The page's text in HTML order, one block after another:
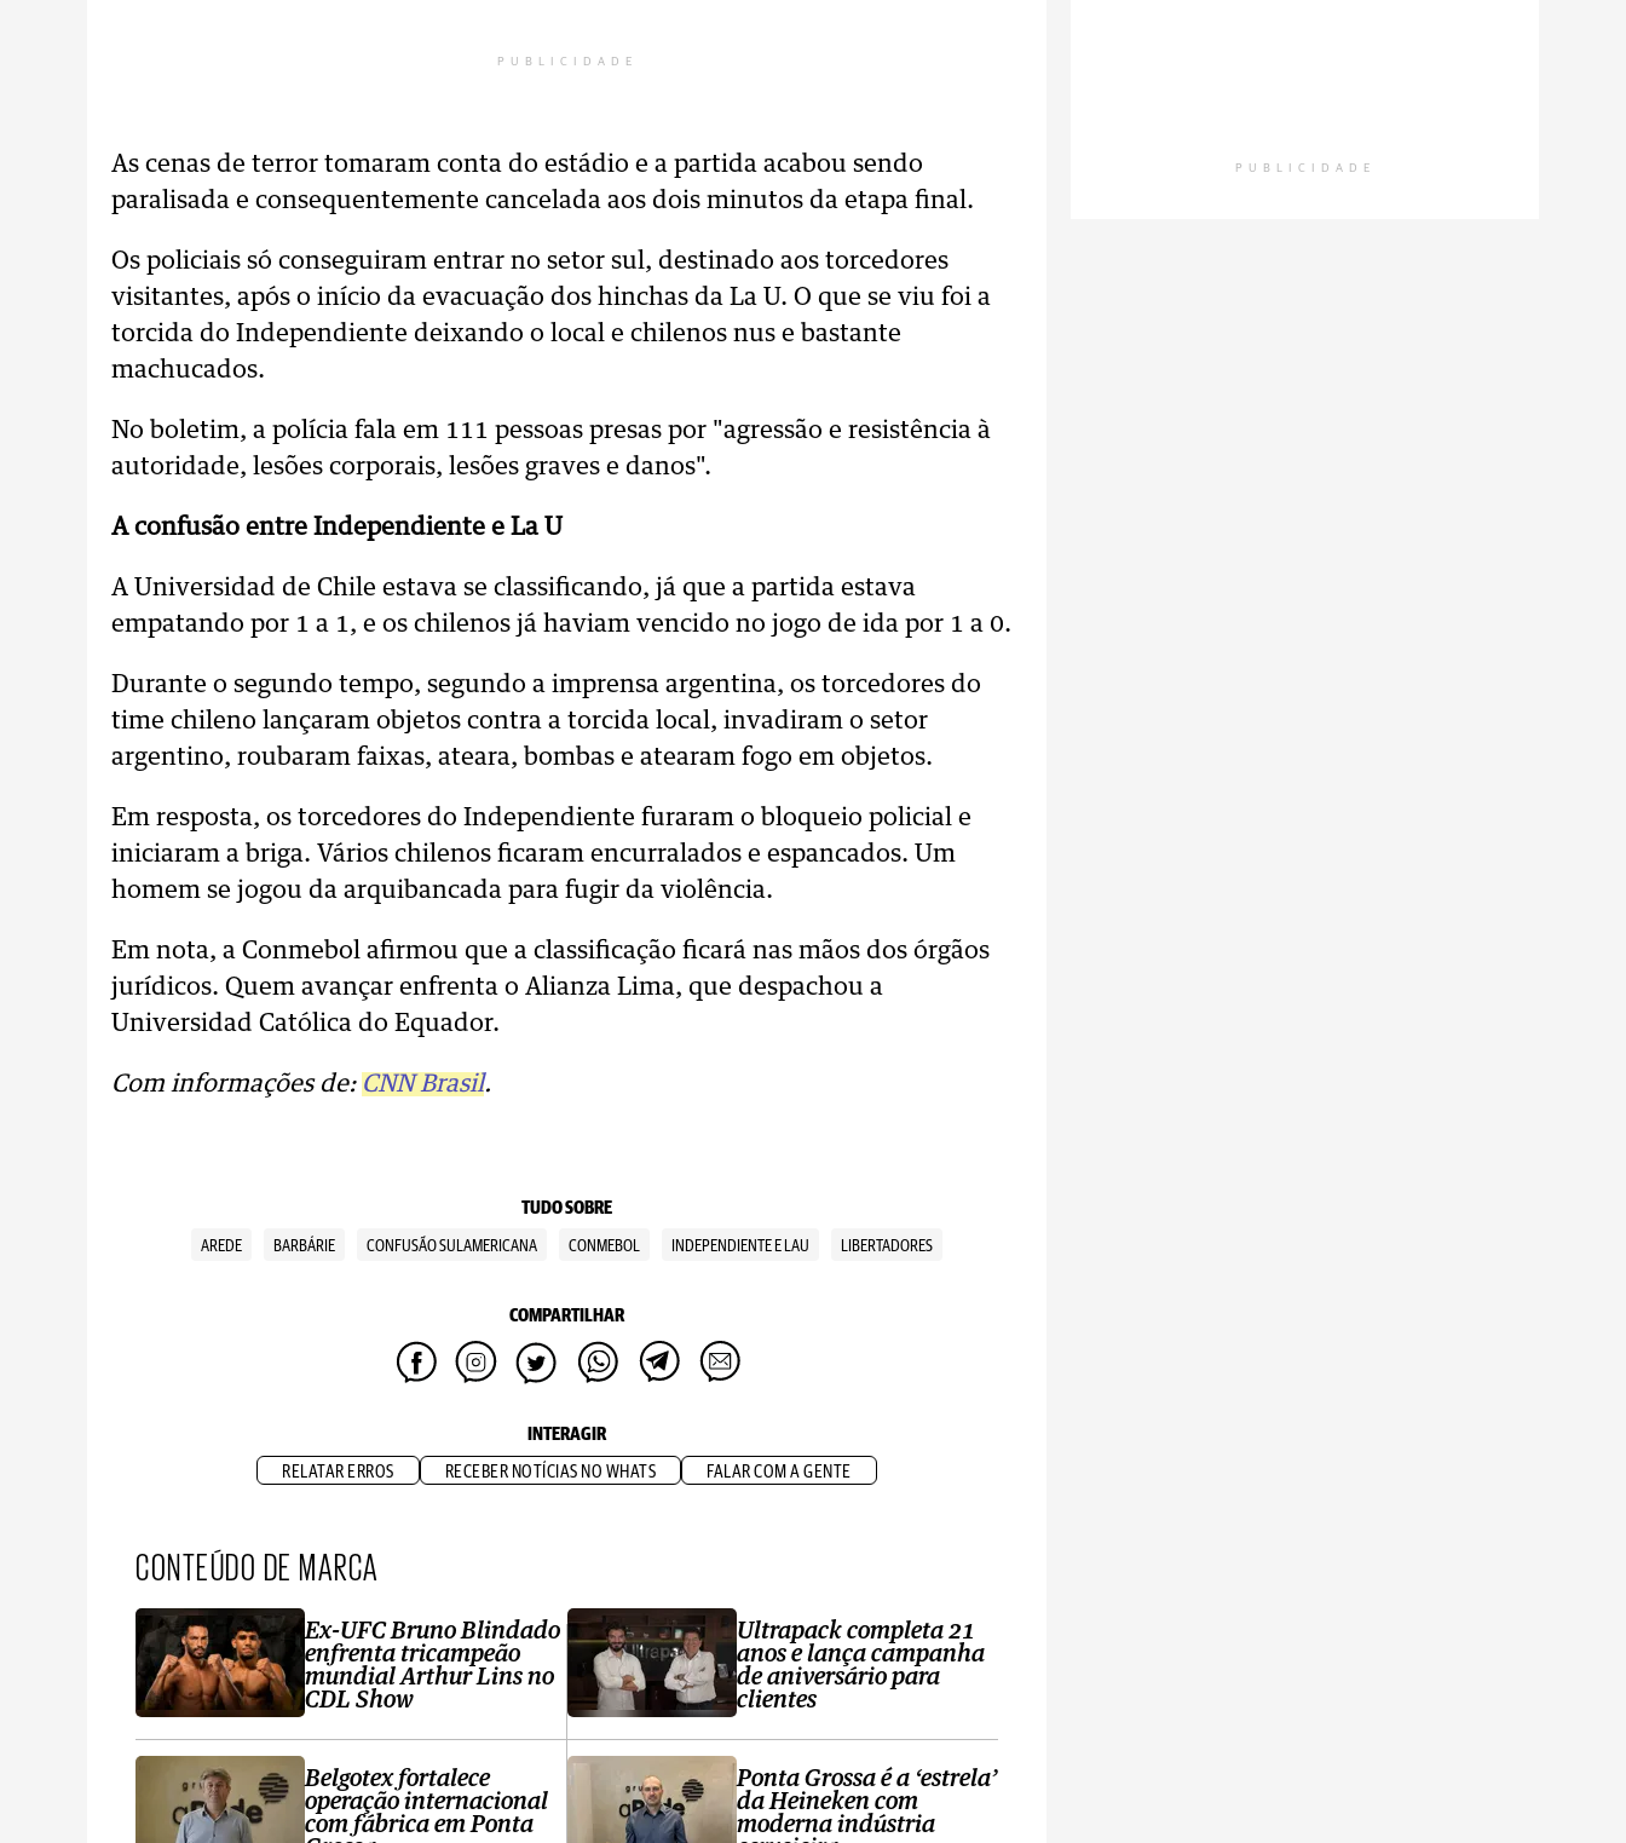
PUBLICIDADE
As cenas de terror tomaram conta do estádio e a partida acabou sendo
paralisada e consequentemente cancelada aos dois minutos da etapa final.
Os policiais só conseguiram entrar no setor sul, destinado aos torcedores
visitantes, após o início da evacuação dos hinchas da La U. O que se viu foi a
torcida do Independiente deixando o local e chilenos nus e bastante
machucados.
No boletim, a polícia fala em 111 pessoas presas por "agressão e resistência à
autoridade, lesões corporais, lesões graves e danos".
A confusão entre Independiente e La U
A Universidad de Chile estava se classificando, já que a partida estava
empatando por 1 a 1, e os chilenos já haviam vencido no jogo de ida por 1 a 0.
Durante o segundo tempo, segundo a imprensa argentina, os torcedores do
time chileno lançaram objetos contra a torcida local, invadiram o setor
argentino, roubaram faixas, ateara, bombas e atearam fogo em objetos.
Em resposta, os torcedores do Independiente furaram o bloqueio policial e
iniciaram a briga. Vários chilenos ficaram encurralados e espancados. Um
homem se jogou da arquibancada para fugir da violência.
Em nota, a Conmebol afirmou que a classificação ficará nas mãos dos órgãos
jurídicos. Quem avançar enfrenta o Alianza Lima, que despachou a
Universidad Católica do Equador.
Com informações de: CNN Brasil.
TUDO SOBRE
AREDE BARBÁRIE CONFUSÃO SULAMERICANA CONMEBOL INDEPENDIENTE E LAU LIBERTADORES
COMPARTILHAR
INTERAGIR
RELATAR ERROS RECEBER NOTÍCIAS NO WHATS FALAR COM A GENTE
CONTEÚDO DE MARCA
Ex-UFC Bruno Blindado
enfrenta tricampeão
mundial Arthur Lins no
CDL Show
Belgotex fortalece
operação internacional
com fábrica em Ponta
Ultrapack completa 21
anos e lança campanha
de aniversário para
clientes
Ponta Grossa é a ‘estrela’
da Heineken com
moderna indústria
PUBLICIDADE